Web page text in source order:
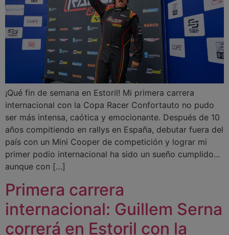
¡Qué fin de semana en Estoril! Mi primera carrera
internacional con la Copa Racer Confortauto no pudo
ser más intensa, caótica y emocionante. Después de 10
años compitiendo en rallys en España, debutar fuera del
país con un Mini Cooper de competición y lograr mi
primer podio internacional ha sido un sueño cumplido…
aunque con […]
Primera carrera
internacional: Guillem Serna
correrá en Estoril con la